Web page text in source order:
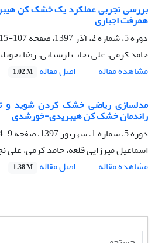
بررسی تجربی عملکرد یک خشک کن
همرفت اجباری
دوره 5، شماره 2، آذر 1397، صفحه
107-115
حامد کرمی، علی نجات لرستانی، رضا
مشاهده مقاله
اصل مقاله 1.02 M
مدلسازی ریاضی خشک کردن شوید و
راندمان خشک کن هیبریدی-خورشدی
دوره 5، شماره 1، شهریور 1397، صفحه
9-14
اسماعیل میرزایی قلعه، حامد کرمی، علی
مشاهده مقاله
اصل مقاله 1.38 M